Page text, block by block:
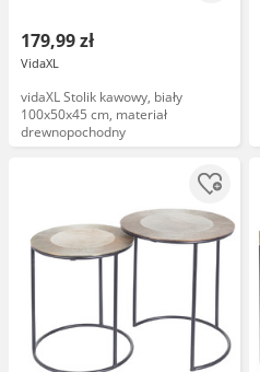
179,99 zł
VidaXL
vidaXL Stolik kawowy, biały
100x50x45 cm, materiał
drewnopochodny